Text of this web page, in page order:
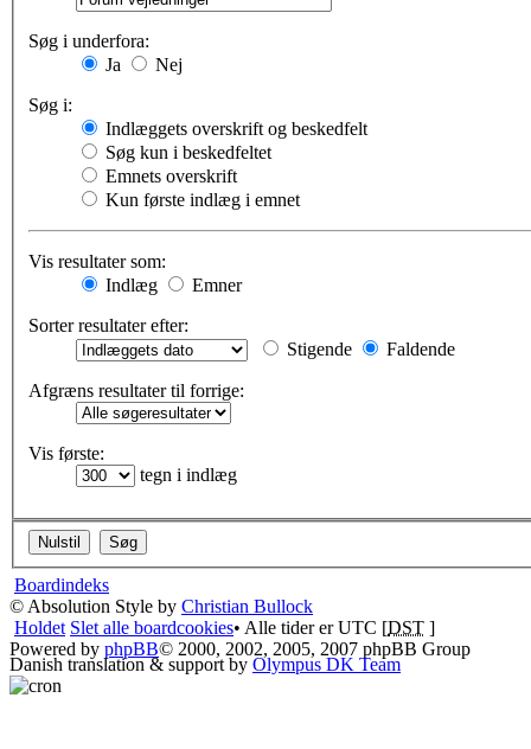
Søg i underfora:
Ja
Nej
Søg i:
Indlæggets overskrift og beskedfelt
Søg kun i beskedfeltet
Emnets overskrift
Kun første indlæg i emnet
Vis resultater som:
Indlæg
Emner
Sorter resultater efter:
Stigende
Faldende
Afgræns resultater til forrige:
Vis første:
tegn i indlæg
Boardindeks
© Absolution Style by Christian Bullock
Holdet Slet alle boardcookies• Alle tider er UTC [DST ]
Powered by phpBB© 2000, 2002, 2005, 2007 phpBB Group
Danish translation & support by Olympus DK Team